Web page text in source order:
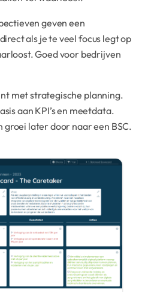
geven een
als je te veel focus legt op
Goed voor bedrijven
met strategische planning.
aan KPI’s en meetdata.
groei later door naar een BSC.